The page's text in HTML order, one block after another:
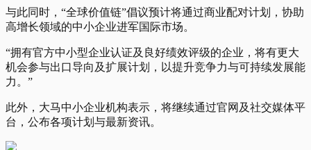
与此同时，“全球价值链”倡议预计将通过商业配对计划，协助
高增长领域的中小企业进军国际市场。
“拥有官方中小型企业认证及良好绩效评级的企业，将有更大
机会参与出口导向及扩展计划，以提升竞争力与可持续发展能
力。”
此外，大马中小企业机构表示，将继续通过官网及社交媒体平
台，公布各项计划与最新资讯。